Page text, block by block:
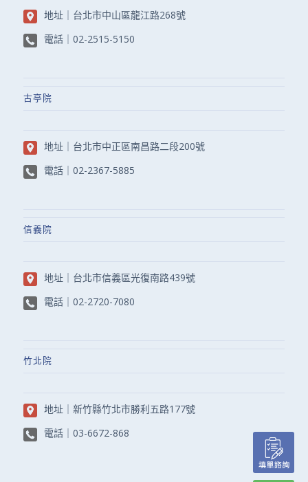
地址｜ 台北市中山區龍江路268號
電話｜ 02-2515-5150
古亭院
地址｜ 台北市中正區南昌路二段200號
電話｜ 02-2367-5885
信義院
地址｜ 台北市信義區光復南路439號
電話｜ 02-2720-7080
竹北院
地址｜ 新竹縣竹北市勝利五路177號
電話｜ 03-6672-868